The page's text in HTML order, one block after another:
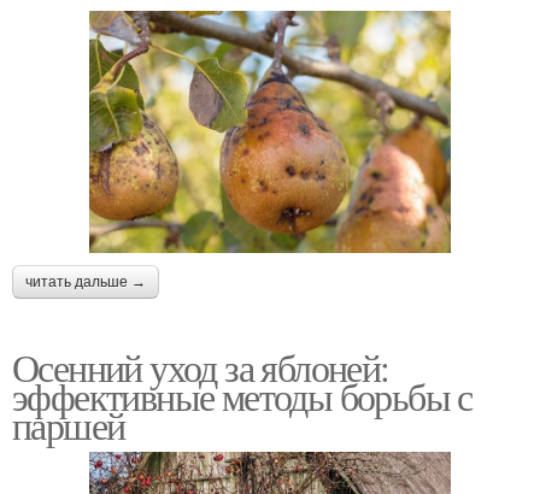
читать дальше →
Осенний уход за яблоней:
эффективные методы борьбы с
паршей